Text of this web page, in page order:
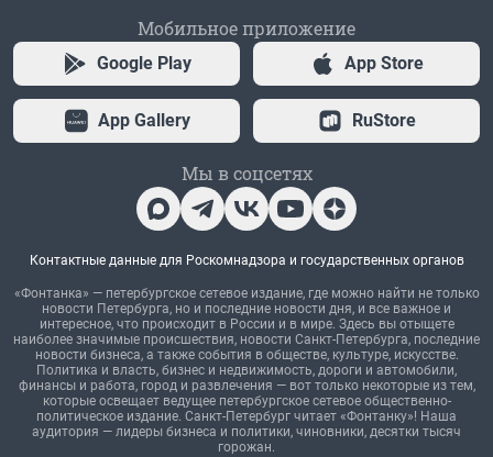
Мобильное приложение
Google Play App Store
App Gallery RuStore
Мы в соцсетях
Контактные данные для Роскомнадзора и государственных органов
«Фонтанка» — петербургское сетевое издание, где можно найти не только
новости Петербурга, но и последние новости дня, и все важное и
интересное, что происходит в России и в мире. Здесь вы отыщете
наиболее значимые происшествия, новости Санкт-Петербурга, последние
новости бизнеса, а также события в обществе, культуре, искусстве.
Политика и власть, бизнес и недвижимость, дороги и автомобили,
финансы и работа, город и развлечения — вот только некоторые из тем,
которые освещает ведущее петербургское сетевое общественно-
политическое издание. Санкт-Петербург читает «Фонтанку»! Наша
аудитория — лидеры бизнеса и политики, чиновники, десятки тысяч
горожан.